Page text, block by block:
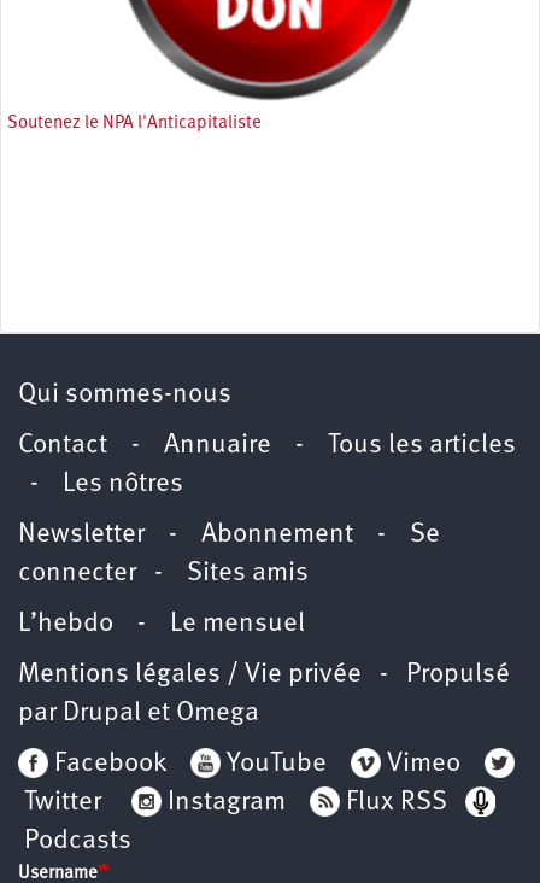
Soutenez le NPA l'Anticapitaliste
Qui sommes-nous
Contact - Annuaire - Tous les articles
-
Les nôtres
Newsletter- Abonnement - Se
connecter- Sites amis
L’hebdo -
Le mensuel
Mentions légales / Vie privée - Propulsé
par Drupal et Omega
Facebook
YouTube
Vimeo
Twitter
Instagram
Flux RSS
Podcasts
Username